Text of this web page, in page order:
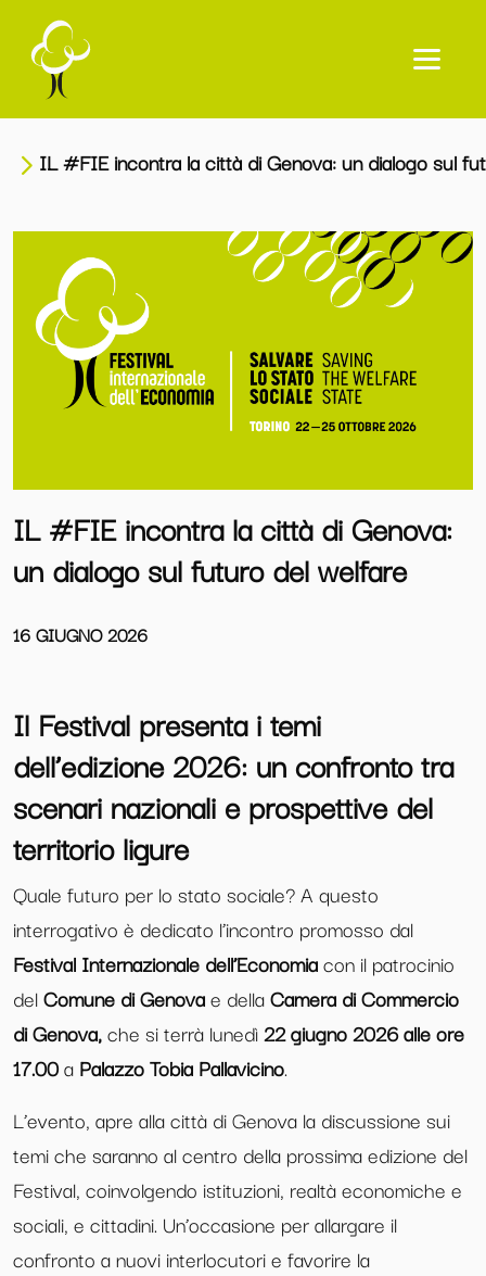
Home
IL #FIE incontra la città di Genova: un dialogo sul
IL #FIE incontra la città di Genova:
un dialogo sul futuro del welfare
16 GIUGNO 2026
Il Festival presenta i temi
dell’edizione 2026: un confronto tra
scenari nazionali e prospettive del
territorio ligure
Quale futuro per lo stato sociale? A questo
interrogativo è dedicato l’incontro promosso dal
Festival Internazionale dell’Economiacon il patrocinio
delComune di Genovae dellaCamera di Commercio
di Genova,che si terrà lunedì22 giugno 2026 alle ore
17.00a Palazzo Tobia Pallavicino.
L’evento, apre alla città di Genova la discussione sui
temi che saranno al centro della prossima edizione del
Festival, coinvolgendo istituzioni, realtà economiche e
sociali, e cittadini. Un’occasione per allargare il
confronto a nuovi interlocutori e favorire la